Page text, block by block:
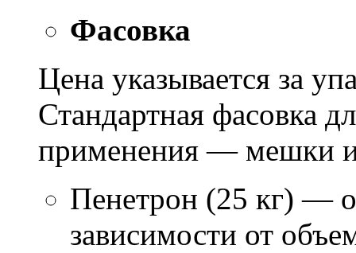
Фасовка
Цена указывается за
Стандартная фасовка
применения — мешки
Пенетрон (25 кг) —
зависимости от